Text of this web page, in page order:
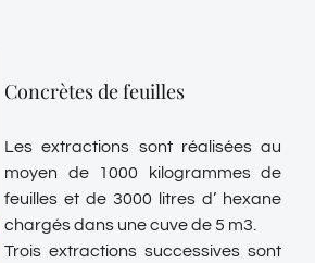
Concrètes de feuilles
Les extractions sont réalisées au
moyen de 1000 kilogrammes de
feuilles et de 3000 litres d’ hexane
chargés dans une cuve de 5 m3.
Trois extractions successives sont